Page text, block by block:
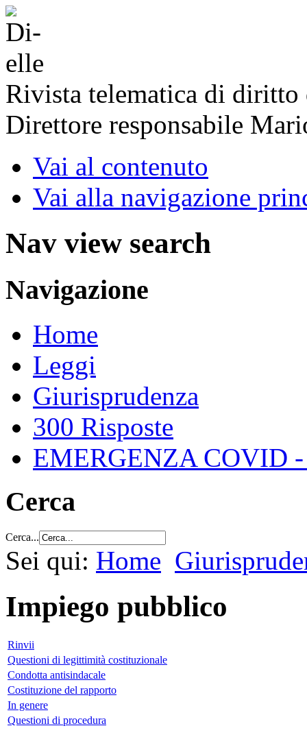
Rivista telematica di diritto
Direttore responsabile
Vai al contenuto
Vai alla navigazione
Nav view search
Navigazione
Home
Leggi
Giurisprudenza
300 Risposte
EMERGENZA COVID
Cerca
Cerca...
Sei qui: Home
Impiego pubblico
Rinvii
Questioni di legittimità costituzionale
Condotta antisindacale
Costituzione del rapporto
In genere
Questioni di procedura